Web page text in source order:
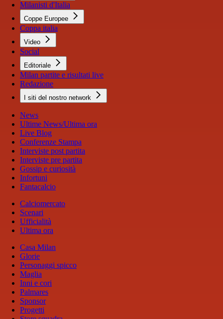
Milanisti d'Italia
Coppe Europee
Coppa italia
Video
Social
Editoriale
Milan partite e risultati live
Redazione
I siti del nostro network
News
Ultime News/Ultima ora
Live Blog
Conferenze Stampa
Interviste post partita
Interviste pre partita
Gossip e curiosità
Infortuni
Fantacalcio
Calciomercato
Scenari
Ufficialità
Ultima ora
Casa Milan
Glorie
Personaggi spicco
Maglia
Inni e cori
Palmares
Sponsor
Progetti